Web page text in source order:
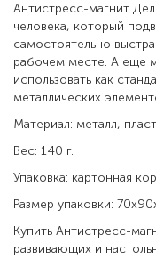
Антистресс-магнит
человека, который
самостоятельно
рабочем месте. А еще
использовать как
металлических
Материал: металл,
Вес: 140 г.
Упаковка: картонная
Размер упаковки:
Купить Антистресс-
развивающих и